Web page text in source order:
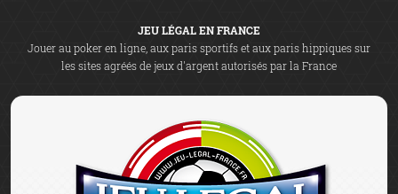
JEU LÉGAL EN FRANCE
Jouer au poker en ligne, aux paris sportifs et aux paris hippiques sur
les sites agréés de jeux d'argent autorisés par la France